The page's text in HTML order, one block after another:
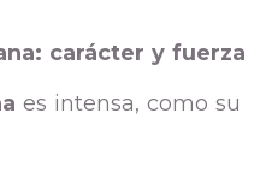
carácter y fuerza
es intensa, como su